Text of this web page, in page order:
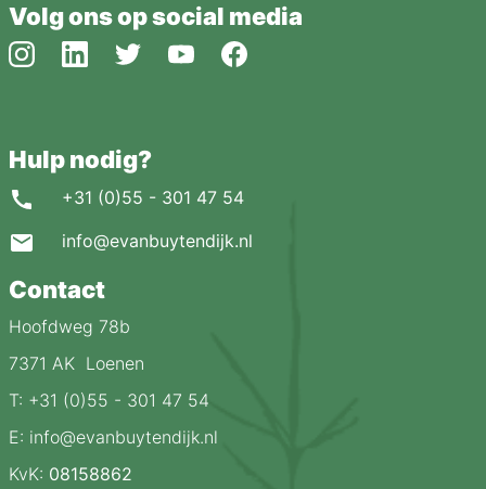
Volg ons op social media
Hulp nodig?
+31 (0)55 - 301 47 54
info@evanbuytendijk.nl
Contact
Hoofdweg 78b
7371 AK Loenen
T: +31 (0)55 - 301 47 54
E: info@evanbuytendijk.nl
KvK: 08158862